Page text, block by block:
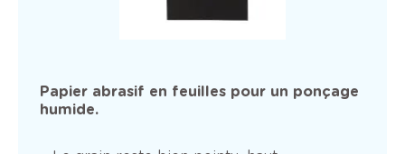
Papier abrasif en feuilles pour un ponçage
humide.